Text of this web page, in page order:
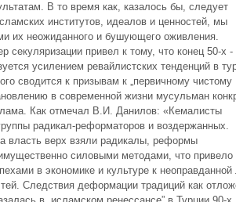
В то время как, казалось бы, следует
институтов, идеалов и ценностей, мы
их неожиданного и бушующего оживления.
секуляризации привел к тому, что конец 50-х
усилением ревайлистских тенденций в
сводится к призывам к „первичному чистому
в современной жизни мусульман
Как отмечал В.И. Данилов: «Кемалисты
радикал-реформаторов и воздержанных.
власть верх взяли радикалы, реформы
силовыми методами, что
в экономике и культуре к неоправданной
Следствия деформации традиций как